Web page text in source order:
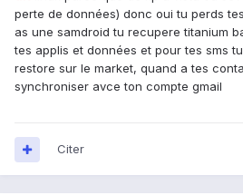
perte de données) donc oui tu perds
as une samdroid tu recupere titanium
tes applis et données et pour tes sms
restore sur le market, quand a tes
synchroniser avce ton compte gmail
Citer